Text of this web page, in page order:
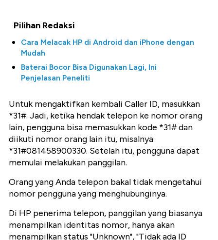
Pilihan Redaksi
Cara Melacak HP di Android dan iPhone dengan
Mudah
Baterai Bocor Bisa Digunakan Lagi, Ini
Penjelasan Peneliti
Untuk mengaktifkan kembali Caller ID, masukkan
*31#. Jadi, ketika hendak telepon ke nomor orang
lain, pengguna bisa memasukkan kode *31# dan
diikuti nomor orang lain itu, misalnya
*31#081458900330. Setelah itu, pengguna dapat
memulai melakukan panggilan.
Orang yang Anda telepon bakal tidak mengetahui
nomor pengguna yang menghubunginya.
Di HP penerima telepon, panggilan yang biasanya
menampilkan identitas nomor, hanya akan
menampilkan status "Unknown", "Tidak ada ID